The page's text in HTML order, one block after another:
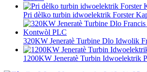
Pri dèlko turbin idwoelektrik Forster
320KW Jeneratè Turbine Dlo Idwolik
1200KW Jeneratè Turbin Idwoelektrik